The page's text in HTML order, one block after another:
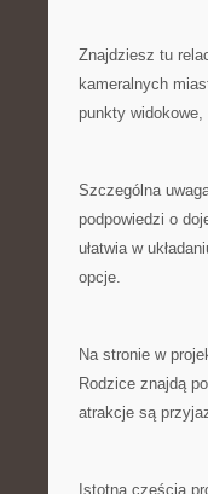
Znajdziesz tu
kameralnych
punkty
Szczególna
podpowiedzi o
ułatwia w
opcje.
Na stronie w
Rodzice znajdą
atrakcje są
Istotną częścią